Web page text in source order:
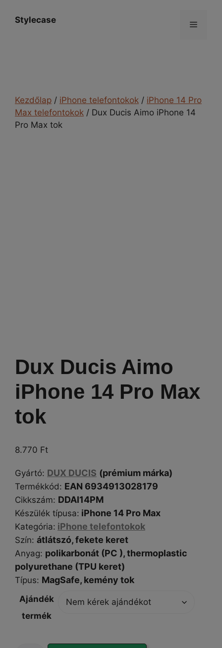
Stylecase Menü
Kezdőlap / iPhone telefontokok / iPhone 14 Pro
Max telefontokok / Dux Ducis Aimo iPhone 14
Pro Max tok
Dux Ducis Aimo
iPhone 14 Pro Max
tok
8.770 Ft
Gyártó: DUX DUCIS (prémium márka)
Termékkód: EAN 6934913028179
Cikkszám: DDAI14PM
Készülék típusa: iPhone 14 Pro Max
Kategória: iPhone telefontokok
Szín: átlátszó, fekete keret
Anyag: polikarbonát (PC ), thermoplastic
polyurethane (TPU keret)
Típus: MagSafe, kemény tok
Ajándék
termék